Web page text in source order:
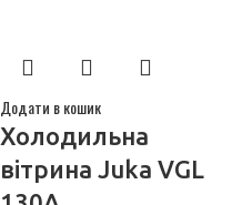
Додати в кошик
Холодильна
вітрина Juka VGL